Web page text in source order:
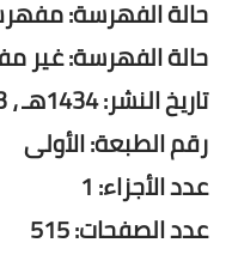
حالة الفهرسة:
حالة الفهرسة: غير
تاريخ النشر: 1434هـ ، 2013م
رقم الطبعة: الأولى
عدد الأجزاء: 1
عدد الصفحات: 515